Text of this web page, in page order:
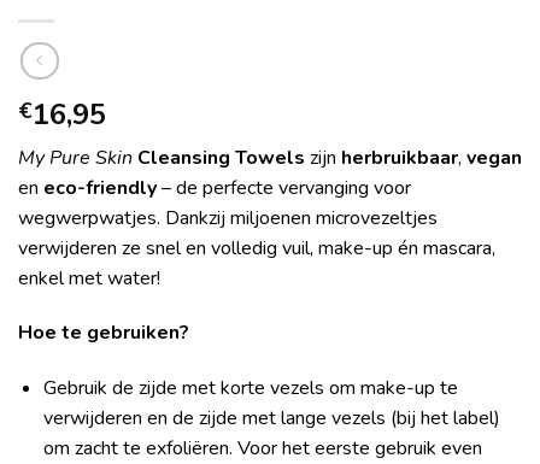
€16,95
My Pure Skin Cleansing Towels zijn herbruikbaar, vegan
en eco-friendly– de perfecte vervanging voor
wegwerpwatjes. Dankzij miljoenen microvezeltjes
verwijderen ze snel en volledig vuil, make-up én mascara,
enkel met water!
Hoe te gebruiken?
Gebruik de zijde met korte vezels om make-up te
verwijderen en de zijde met lange vezels (bij het label)
om zacht te exfoliëren. Voor het eerste gebruik even